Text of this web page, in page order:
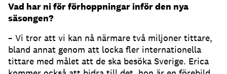
Vad har ni för förhoppningar inför den nya
säsongen?
– Vi tror att vi kan nå närmare två miljoner tittare,
bland annat genom att locka fler internationella
tittare med målet att de ska besöka Sverige. Erica